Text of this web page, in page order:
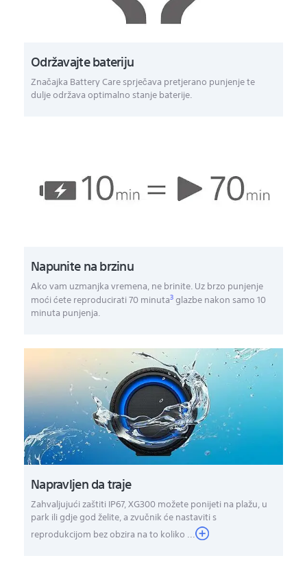
Održavajte bateriju
Značajka Battery Care sprječava pretjerano punjenje te
dulje održava optimalno stanje baterije.
Napunite na brzinu
Ako vam uzmanjka vremena, ne brinite. Uz brzo punjenje
moći ćete reproducirati 70 minuta3glazbe nakon samo 10
minuta punjenja.
Napravljen da traje
Zahvaljujući zaštiti IP67, XG300 možete ponijeti na plažu, u
park ili gdje god želite, a zvučnik će nastaviti s
reprodukcijom bez obzira na to koliko ...